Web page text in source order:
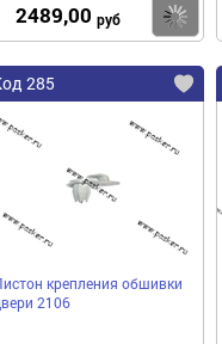
2489,00 руб
285
крепления обшивки
2106